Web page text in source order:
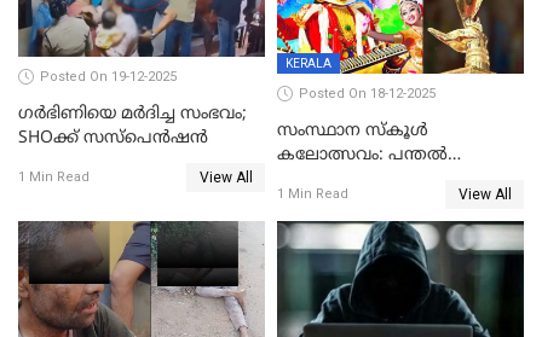
Posted On 19-12-2025
ഗര്‍ഭിണിയെ മർദിച്ച സംഭവം;
SHOക്ക് സസ്പെൻഷൻ
1 Min Read View All
KERALA
Posted On 18-12-2025
സംസ്ഥാന സ്കൂൾ
കലോത്സവം: പന്തൽ
1 Min Read View All